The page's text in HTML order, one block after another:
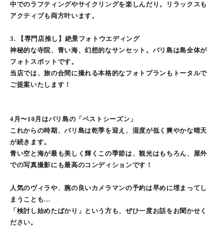
中でのラフティングやサイクリングを楽しんだり。リラックスも
アクティブも両方叶います。
3. 【専門店推し】絶景フォトウエディング
神秘的な寺院、青い海、幻想的なサンセット。バリ島は島全体が
フォトスポットです。
当店では、旅の合間に撮れる本格的なフォトプランもトータルで
ご提案いたします！
4月〜10月はバリ島の「ベストシーズン」
これからの時期、バリ島は乾季を迎え、湿度が低く爽やかな晴天
が続きます。
青い空と海が最も美しく輝くこの季節は、観光はもちろん、屋外
での写真撮影にも最高のコンディションです！
人気のヴィラや、腕の良いカメラマンの予約は早めに埋まってし
まうことも…
「検討し始めたばかり」という方も、ぜひ一度お話をお聞かせく
ださい。